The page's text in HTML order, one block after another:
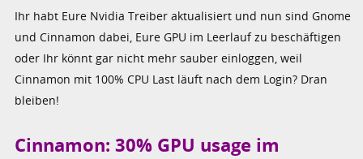
Ihr habt Eure Nvidia Treiber aktualisiert und nun sind Gnome
und Cinnamon dabei, Eure GPU im Leerlauf zu beschäftigen
oder Ihr könnt gar nicht mehr sauber einloggen, weil
Cinnamon mit 100% CPU Last läuft nach dem Login? Dran
bleiben!
Cinnamon: 30% GPU usage im